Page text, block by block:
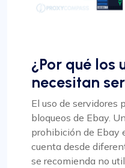
¿Por qué los
necesitan
El uso de servidores
bloqueos de Ebay.
prohibición de Ebay
cuenta desde
se recomienda no